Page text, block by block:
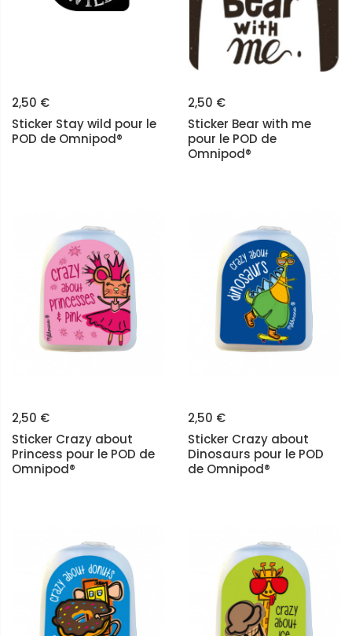
2,50 €
Sticker Stay wild pour le
POD de Omnipod®
2,50 €
Sticker Bear with me
pour le POD de
Omnipod®
2,50 €
Sticker Crazy about
Princess pour le POD de
Omnipod®
2,50 €
Sticker Crazy about
Dinosaurs pour le POD
de Omnipod®